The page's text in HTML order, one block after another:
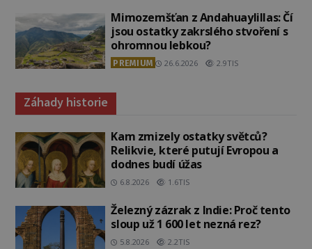
Mimozemšťan z Andahuaylillas: Čí
jsou ostatky zakrslého stvoření s
ohromnou lebkou?
PREMIUM 26.6.2026 2.9TIS
Záhady historie
Kam zmizely ostatky světců?
Relikvie, které putují Evropou a
dodnes budí úžas
6.8.2026 1.6TIS
Železný zázrak z Indie: Proč tento
sloup už 1 600 let nezná rez?
5.8.2026 2.2TIS